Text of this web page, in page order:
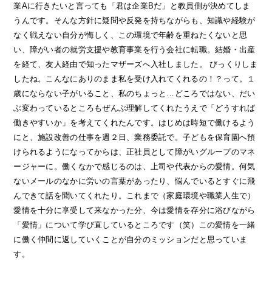
業Aに行きたいと言っても「君は企業Bだ」と教員側が決めてしま
うんです。そんな方針に疑問や反発を持ちながらも、知識や経験が
なく戦えない自分が悔しく、この環境で年齢を重ねたくないと思
い、障がい者の就労支援や教育事業を行う会社に転職。結婚・出産
を経て、友人経由で知ったマザーズへ入社しました。 びっくりしま
したね。こんなにありのまま私を受け入れてくれるの！？って。１
歳にならない子がいること、私のちょっと…どころではない、だい
ぶ変わっているところもぜんぶ理解してくれたうえで「どうすれば
働きやすいか」を考えてくれたんです。はじめは時短で働けるよう
にと、施設改善の仕事を週２日、業務委託で。子どもを保育園へ預
けられるようになってからは、正社員として障がいグループのマネ
ージャーに。働くなかで感じるのは、上司や代表からの愛情。何気
ないメールのなかに労いの言葉があったり、悩んでいるとすぐに飛
んできて話を聞いてくれたり。これまで（家庭環境や職業人生で）
愛情を十分に享受して来なかった分、今は愛情を存分に浴びながら
「愛情」について学び直しているところです（笑）この愛情を一緒
に働く仲間に返していくことが自分のミッションだと思っていま
す。